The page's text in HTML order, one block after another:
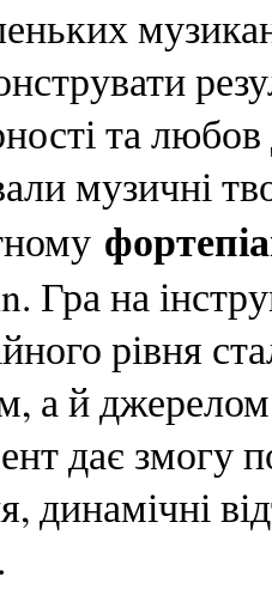
та
музичні
Гра на
рівня
а й
дає змогу
динамічні